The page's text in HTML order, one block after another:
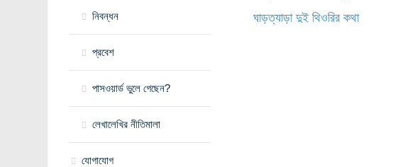
ঘাড়ত্যাড়া দুই থিওরির কথা
নিবন্ধন
প্রবেশ
পাসওয়ার্ড ভুলে গেছেন?
লেখালেখির নীতিমালা
যোগাযোগ